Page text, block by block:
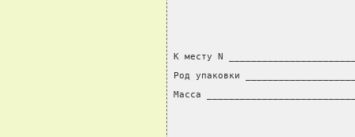
К месту N
Род упаковки
Масса